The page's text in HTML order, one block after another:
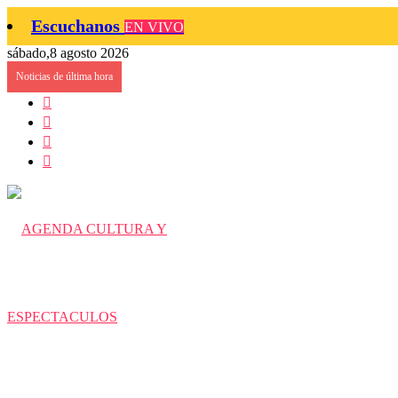
Escuchanos EN VIVO
sábado,8 agosto 2026
Noticias de última hora